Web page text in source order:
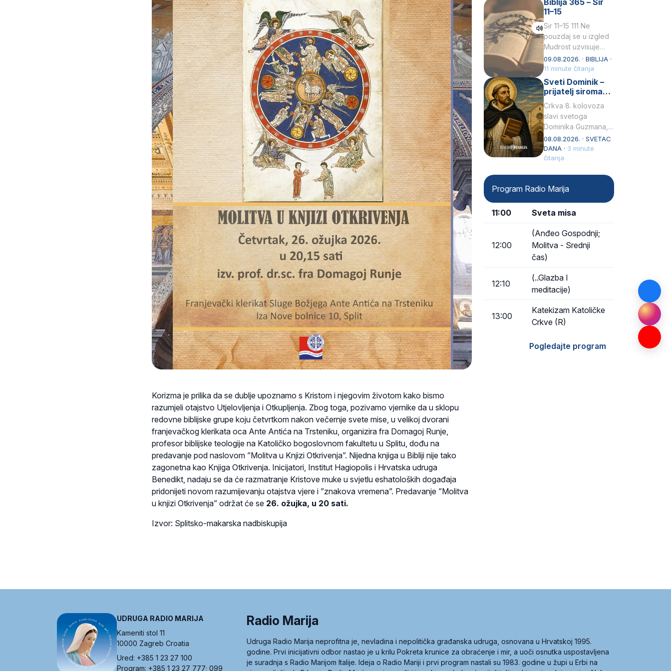
Korizma je prilika da se dublje upoznamo s Kristom i njegovim životom kako bismo
razumjeli otajstvo Utjelovljenja i Otkupljenja. Zbog toga, pozivamo vjernike da u sklopu
redovne biblijske grupe koju četvrtkom nakon večernje svete mise, u velikoj dvorani
franjevačkog klerikata oca Ante Antića na Trsteniku, organizira fra Domagoj Runje,
profesor biblijske teologije na Katoličko bogoslovnom fakultetu u Splitu, dođu na
predavanje pod naslovom ”Molitva u Knjizi Otkrivenja”. Nijedna knjiga u Bibliji nije tako
zagonetna kao Knjiga Otkrivenja. Inicijatori, Institut Hagiopolis i Hrvatska udruga
Benedikt, nadaju se da će razmatranje Kristove muke u svjetlu eshatoloških događaja
pridonijeti novom razumijevanju otajstva vjere i ”znakova vremena”. Predavanje ”Molitva
u knjizi Otkrivenja” održat će se 26. ožujka, u 20 sati.
Izvor: Splitsko-makarska nadbiskupija
židovske obitelji, 12.
listopada 1891, u
Wrocławu…
Biblija 365 – Sir
11–15
Sir 11–15 111 Ne
pouzdaj se u izgled
Mudrost uzvisuje
glavu siromahui
posađuje ga među
knezove.2 Ne hvali
čovjeka po obličju
09.08.2026. · BIBLIJA ·
11 minute čitanja
Sveti Dominik –
prijatelj siromaha
i širitelj krunice
Crkva 8. kolovoza
slavi svetoga
Dominika Guzmana,
svećenika i
utemeljitelja Reda
propovjednika (Ordo
dubokom ljubavlju
08.08.2026. · SVETAC
DANA · 3 minute
čitanja
Program Radio Marija
11:00 Sveta misa
12:00
(Anđeo Gospodnji;
Molitva - Srednji
čas)
12:10
(..Glazba I
meditacije)
13:00
Katekizam Katoličke
Crkve (R)
Pogledajte program
UDRUGA RADIO MARIJA
Kameniti stol 11
10000 Zagreb Croatia
Ured: +385 1 23 27 100
Program: +385 1 23 27 777; 099
Radio Marija
Udruga Radio Marija neprofitna je, nevladina i nepolitička građanska udruga, osnovana u Hrvatskoj 1995.
godine. Prvi inicijativni odbor nastao je u krilu Pokreta krunice za obraćenje i mir, a uoči osnutka uspostavljena
je suradnja s Radio Marijom Italije. Ideja o Radio Mariji i prvi program nastali su 1983. godine u župi u Erbi na